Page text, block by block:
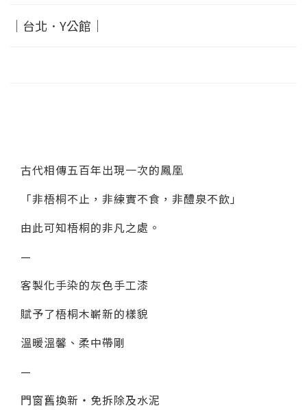
｜台北．Y公館｜
古代相傳五百年出現一次的鳳凰
「非梧桐不止，非練實不食，非醴泉不飲」
由此可知梧桐的非凡之處。
—
客製化手染的灰色手工漆
賦予了梧桐木嶄新的樣貌
溫暖溫馨、柔中帶剛
—
門窗舊換新‧免拆除及水泥